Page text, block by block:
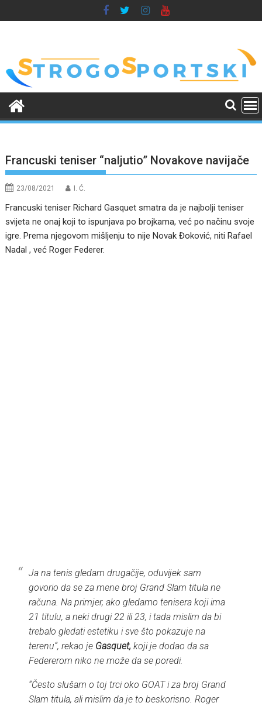
to
Francuski teniser “naljutio” Novakove navijače
23/08/2021 I. Ć.
Francuski teniser Richard Gasquet smatra da je najbolji teniser
svijeta ne onaj koji to ispunjava po brojkama, već po načinu svoje
igre. Prema njegovom mišljenju to nije Novak Đoković, niti Rafael
Nadal , već Roger Federer.
Ja na tenis gledam drugačije, oduvijek sam
govorio da se za mene broj Grand Slam titula ne
računa. Na primjer, ako gledamo tenisera koji ima
21 titulu, a neki drugi 22 ili 23, i tada mislim da bi
trebalo gledati estetiku i sve što pokazuje na
terenu“, rekao je Gasquet, koji je dodao da sa
Federerom niko ne može da se poredi.
“Često slušam o toj trci oko GOAT i za broj Grand
Slam titula, ali mislim da je to beskorisno. Roger